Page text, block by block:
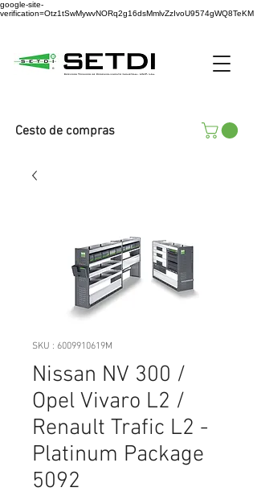
google-site-
verification=Otz1tSwMywvNORq2g16dsMmlvZzIvoU9574gWQ8TeKM
Cesto de compras
SKU : 6009910619M
Nissan NV 300 /
Opel Vivaro L2 /
Renault Trafic L2 -
Platinum Package
5092